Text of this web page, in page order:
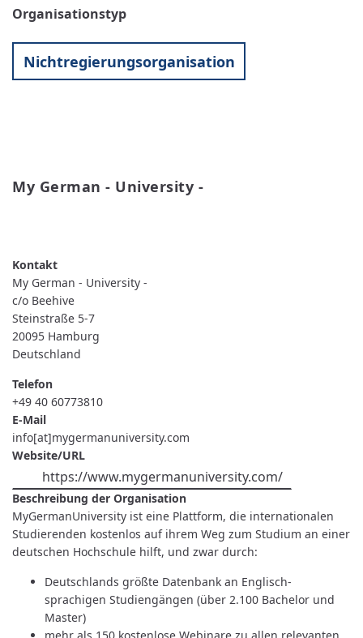
Organisationstyp
Nichtregierungsorganisation
My German - University -
UNIVERSITY
-
My German - University -
c/o Beehive
Steinstraße 5-7
20095 Hamburg
Deutschland
Telefon
+49 40 60773810
E-Mail
info[at]mygermanuniversity.com
Website/URL
https://www.mygermanuniversity.com/
Beschreibung der Organisation
MyGermanUniversity ist eine Plattform, die internationalen
Studierenden kostenlos auf ihrem Weg zum Studium an einer
deutschen Hochschule hilft, und zwar durch:
Deutschlands größte Datenbank an Englisch-
sprachigen Studiengängen (über 2.100 Bachelor und
Master)
mehr als 150 kostenlose Webinare zu allen relevanten